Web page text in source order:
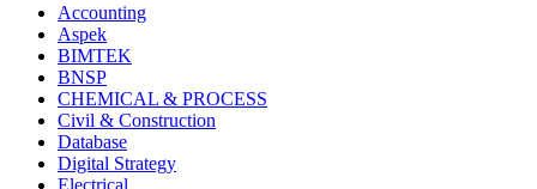
Accounting
Aspek
BIMTEK
BNSP
CHEMICAL & PROCESS
Civil & Construction
Database
Digital Strategy
Electrical